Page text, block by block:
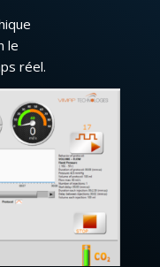
le
réel.